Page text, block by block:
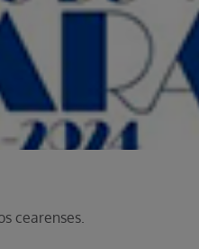
cearenses.